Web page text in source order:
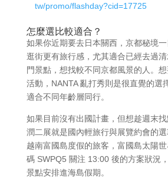
tw/promo/flashday?cid=17725
怎麼選比較適合？
如果你近期要去日本關西，京都秘境
逛街更有旅行感，尤其適合已經去過
門景點，想找較不同京都風景的人。
活動，NANTA 亂打秀則是很直覺的選
適合不同年齡層同行。
如果目前沒有出國計畫，但想趁週末
潤二展就是國內輕旅行與展覽約會的
越南富國島度假的旅客，富國島太陽
碼 SWPQ5 關注 13:00 後的方案狀況
景點安排進海島假期。